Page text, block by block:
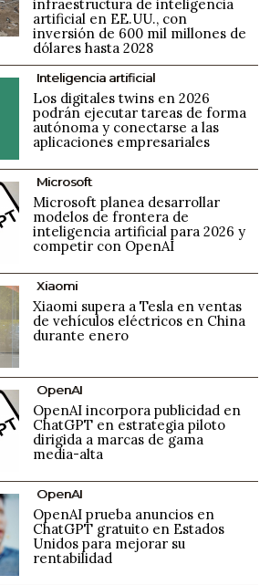
infraestructura de inteligencia
artificial en EE.UU., con
inversión de 600 mil millones de
dólares hasta 2028
Inteligencia artificial
Los digitales twins en 2026
podrán ejecutar tareas de forma
autónoma y conectarse a las
aplicaciones empresariales
Microsoft
Microsoft planea desarrollar
modelos de frontera de
inteligencia artificial para 2026 y
competir con OpenAI
Xiaomi
Xiaomi supera a Tesla en ventas
de vehículos eléctricos en China
durante enero
OpenAI
OpenAI incorpora publicidad en
ChatGPT en estrategia piloto
dirigida a marcas de gama
media-alta
OpenAI
OpenAI prueba anuncios en
ChatGPT gratuito en Estados
Unidos para mejorar su
rentabilidad